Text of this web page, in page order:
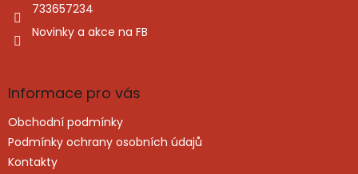
733657234
Novinky a akce na FB
Informace pro vás
Obchodní podmínky
Podmínky ochrany osobních údajů
Kontakty